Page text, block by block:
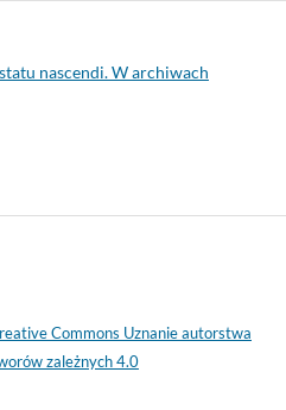
nascendi. W archiwach
Commons Uznanie autorstwa
zależnych 4.0